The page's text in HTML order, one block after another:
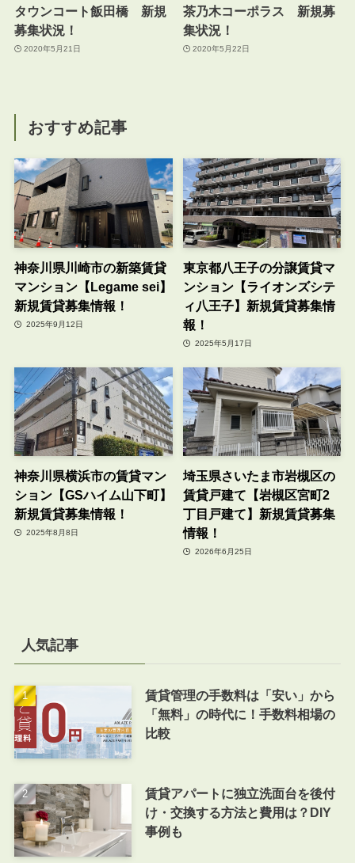
タウンコート飯田橋 新規
募集状況！
2020年5月21日
茶乃木コーポラス 新規募
集状況！
2020年5月22日
おすすめ記事
神奈川県川崎市の新築賃貸
マンション【Legame sei】
新規賃貸募集情報！
2025年9月12日
東京都八王子の分譲賃貸マ
ンション【ライオンズシテ
ィ八王子】新規賃貸募集情
報！
2025年5月17日
神奈川県横浜市の賃貸マン
ション【GSハイム山下町】
新規賃貸募集情報！
2025年8月8日
埼玉県さいたま市岩槻区の
賃貸戸建て【岩槻区宮町2
丁目戸建て】新規賃貸募集
情報！
2026年6月25日
人気記事
賃貸管理の手数料は「安い」から
「無料」の時代に！手数料相場の
比較
賃貸アパートに独立洗面台を後付
け・交換する方法と費用は？DIY
事例も